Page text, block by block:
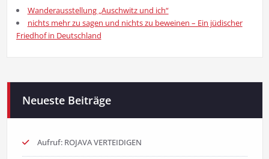
Wanderausstellung „Auschwitz und ich“
nichts mehr zu sagen und nichts zu beweinen – Ein jüdischer
Friedhof in Deutschland
Neueste Beiträge
Aufruf: ROJAVA VERTEIDIGEN